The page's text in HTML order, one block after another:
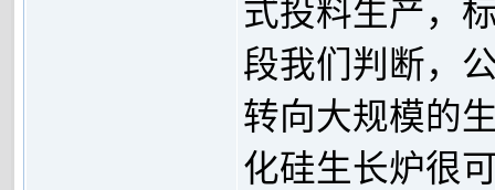
式投料生产，
段我们判断，
转向大规模的
化硅生长炉很